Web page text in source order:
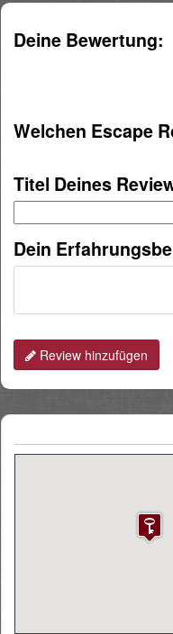
Deine Bewertung:
Welchen Escape
Titel Deines
Dein
Review hinzufügen